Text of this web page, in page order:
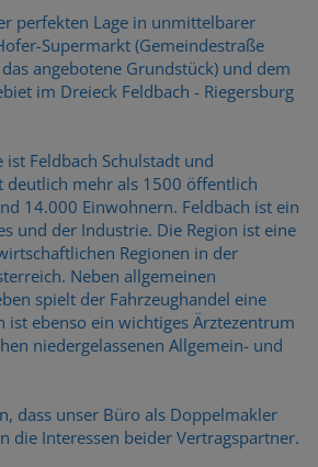
perfekten Lage in unmittelbarer
Supermarkt (Gemeindestraße
angebotene Grundstück) und dem
im Dreieck Feldbach - Riegersburg
Feldbach Schulstadt und
deutlich mehr als 1500 öffentlich
14.000 Einwohnern. Feldbach ist ein
und der Industrie. Die Region ist eine
Regionen in der
Neben allgemeinen
spielt der Fahrzeughandel eine
ist ebenso ein wichtiges Ärztezentrum
niedergelassenen Allgemein- und
dass unser Büro als Doppelmakler
die Interessen beider Vertragspartner.